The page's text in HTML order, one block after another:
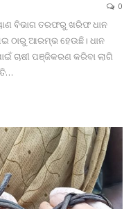
0
ବିଭାଗ ତରଫରୁ ଖରିଫ ଧାନ
ଠାରୁ ଆରମ୍ଭ ହେଉଛି। ଧାନ
ଚାଷୀ ପଞ୍ଜିକରଣ କରିବା ଲାଗି
…